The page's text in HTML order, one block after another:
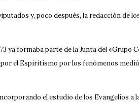
y, poco después, la redacción
formaba parte de la Junta del
el Espiritismo por los fenómenos
el estudio de los Evangelios